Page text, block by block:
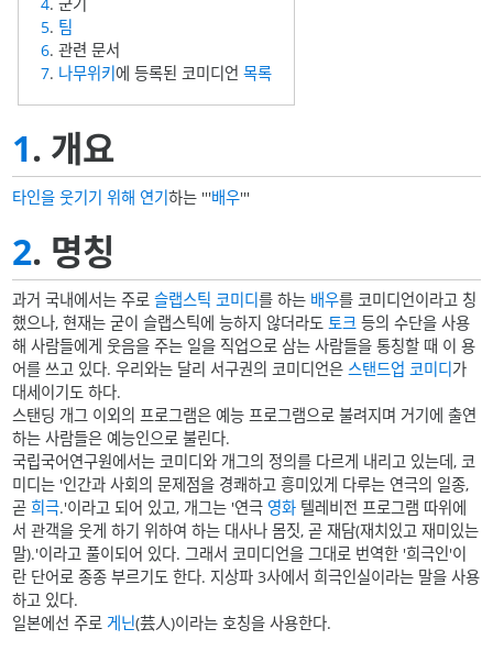
4. 군기
5. 팀
6. 관련 문서
7. 나무위키 에 등록된 코미디언목록
1. 개요
타인을 웃기기 위해 연기하는 '''배우'''
2. 명칭
과거 국내에서는 주로슬랩스틱 코미디를 하는 배우를 코미디언이라고 칭
했으나, 현재는 굳이 슬랩스틱에 능하지 않더라도 토크 등의 수단을 사용
해 사람들에게 웃음을 주는 일을 직업으로 삼는 사람들을 통칭할 때 이 용
어를 쓰고 있다. 우리와는 달리 서구권의 코미디언은 스탠드업 코미디가
대세이기도 하다.
스탠딩 개그 이외의 프로그램은 예능 프로그램으로 불려지며 거기에 출연
하는 사람들은 예능인으로 불린다.
국립국어연구원에서는 코미디와 개그의 정의를 다르게 내리고 있는데, 코
미디는 '인간과 사회의 문제점을 경쾌하고 흥미있게 다루는 연극의 일종,
곧희극.'이라고 되어 있고, 개그는 '연극 영화 텔레비전 프로그램 따위에
서 관객을 웃게 하기 위하여 하는 대사나 몸짓, 곧 재담(재치있고 재미있는
말).'이라고 풀이되어 있다. 그래서 코미디언을 그대로 번역한 '희극인'이
란 단어로 종종 부르기도 한다. 지상파 3사에서 희극인실이라는 말을 사용
하고 있다.
일본에선 주로 게닌(芸人)이라는 호칭을 사용한다.